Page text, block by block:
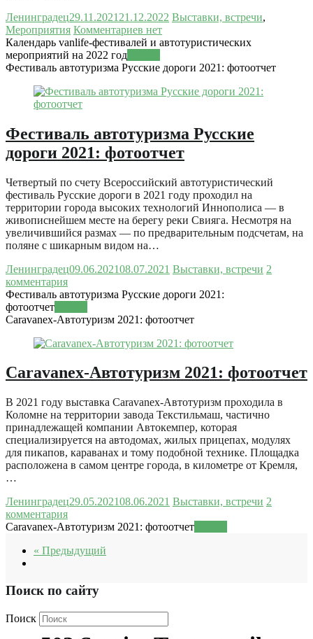
Ленинградец29.11.2021 21.12.2022 Выставки, встречи,
Мероприятия Комментариев нет
Календарь vanlife-фестивалей и автотуристических
мероприятий на 2022 год
Фестиваль автотуризма Русские дороги 2021: фотоотчет
Фестиваль автотуризма Русские
дороги 2021: фотоотчет
Четвертый по счету Всероссийский автотуристический
фестиваль Русские дороги в 2021 году проходил на
территории города высоких технологий Иннополиса — в
живописнейшем месте на берегу реки Свияга. Несмотря на
увеличившийся размах — по предварительным подсчетам, на
поляне с шикарным видом на…
Ленинградец09.06.202108.07.2021 Выставки, встречи 2
комментария
Фестиваль автотуризма Русские дороги 2021:
фотоотчет
Caravanex-Автотуризм 2021: фотоотчет
Caravanex-Автотуризм 2021: фотоотчет
В 2021 году выставка Caravanex-Автотуризм проходила в
Коломне на территории завода Текстильмаш, частично
принадлежащей компании Автокемпер, которая
специализируется на автодомах, жилых прицепах, модулях
для пикапов, караванах и тому подобной технике. Площадка
расположена в самом центре города, в километре от Кремля,
…
Ленинградец29.05.202108.06.2021 Выставки, встречи 2
комментария
Caravanex-Автотуризм 2021: фотоотчет
« Предыдущий
Поиск по сайту
Поиск